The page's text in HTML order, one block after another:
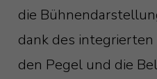
die
dank des
den Pegel und die